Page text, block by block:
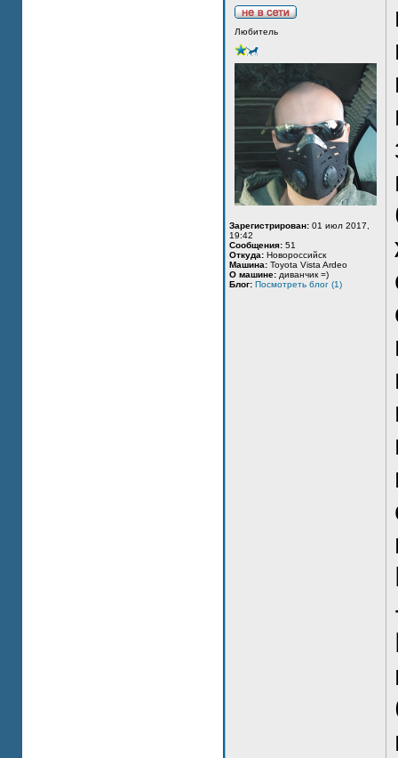
Любитель
Зарегистрирован: 01 июл 2017,
19:42
Сообщения: 51
Откуда: Новороссийск
Машина: Toyota Vista Ardeo
О машине: диванчик =)
Блог: Посмотреть блог (1)